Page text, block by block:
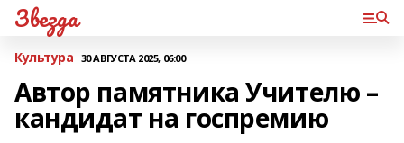
Звезда
Культура 30 АВГУСТА 2025, 06:00
Автор памятника Учителю –
кандидат на госпремию